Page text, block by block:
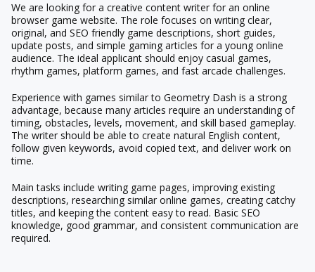
We are looking for a creative content writer for an online
browser game website. The role focuses on writing clear,
original, and SEO friendly game descriptions, short guides,
update posts, and simple gaming articles for a young online
audience. The ideal applicant should enjoy casual games,
rhythm games, platform games, and fast arcade challenges.
Experience with games similar to Geometry Dash is a strong
advantage, because many articles require an understanding of
timing, obstacles, levels, movement, and skill based gameplay.
The writer should be able to create natural English content,
follow given keywords, avoid copied text, and deliver work on
time.
Main tasks include writing game pages, improving existing
descriptions, researching similar online games, creating catchy
titles, and keeping the content easy to read. Basic SEO
knowledge, good grammar, and consistent communication are
required.